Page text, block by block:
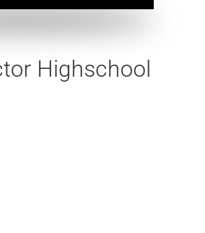
Highschool